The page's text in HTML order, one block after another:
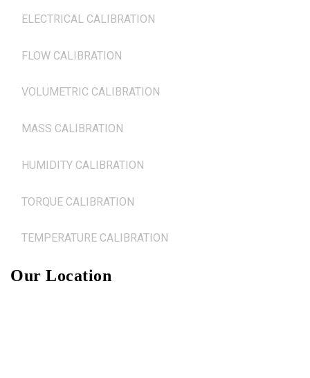
ELECTRICAL CALIBRATION
FLOW CALIBRATION
VOLUMETRIC CALIBRATION
MASS CALIBRATION
HUMIDITY CALIBRATION
TORQUE CALIBRATION
TEMPERATURE CALIBRATION
Our Location